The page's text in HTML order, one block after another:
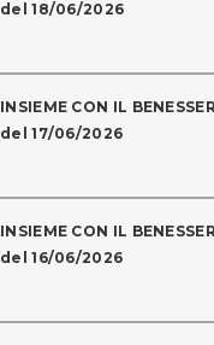
del 18/06/2026
INSIEME CON IL
del 17/06/2026
INSIEME CON IL
del 16/06/2026